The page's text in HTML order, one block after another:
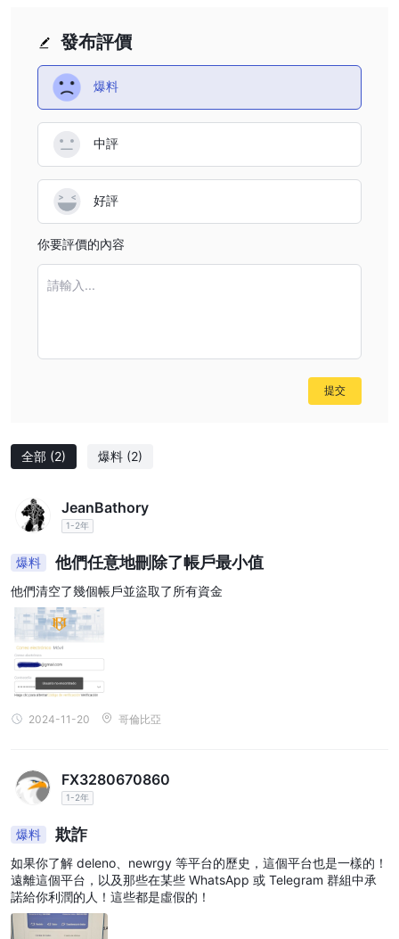
全部 (2) 爆料 (2)
JeanBathory
1-2年
爆料 他們任意地刪除了帳戶最小值
他們清空了幾個帳戶並盜取了所有資金
2024-11-20 哥倫比亞
FX3280670860
1-2年
爆料 欺詐
如果你了解 deleno、newrgy 等平台的歷史，這個平台也是一樣的！
遠離這個平台，以及那些在某些 WhatsApp 或 Telegram 群組中承
諾給你利潤的人！這些都是虛假的！
發布評價
爆料
中評
好評
你要評價的內容
請輸入...
提交